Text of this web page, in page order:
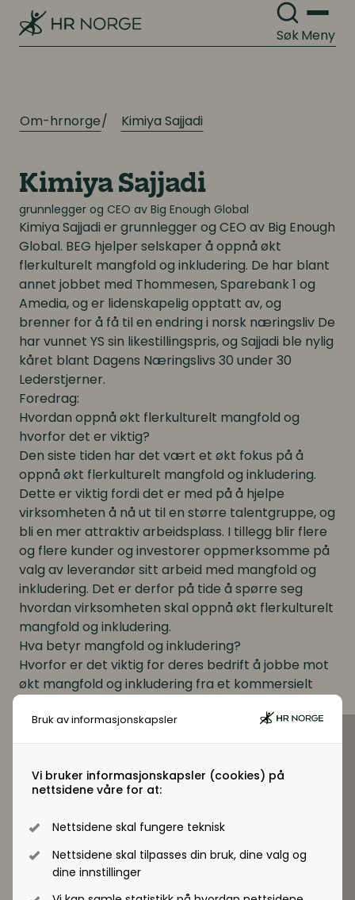
Bruk av informasjonskapsler
Vi bruker informasjonskapsler (cookies) på
nettsidene våre for at:
Nettsidene skal fungere teknisk
Nettsidene skal tilpasses din bruk, dine valg og
dine innstillinger
SøkMeny
Om-hrnorge Kimiya Sajjadi
Kimiya Sajjadi
grunnlegger og CEO av Big Enough Global
Kimiya Sajjadi er grunnlegger og CEO av Big Enough
Global. BEG hjelper selskaper å oppnå økt
flerkulturelt mangfold og inkludering. De har blant
annet jobbet med Thommesen, Sparebank 1 og
Amedia, og er lidenskapelig opptatt av, og
brenner for å få til en endring i norsk næringsliv De
har vunnet YS sin likestillingspris, og Sajjadi ble nylig
kåret blant Dagens Næringslivs 30 under 30
Lederstjerner.
Foredrag:
Hvordan oppnå økt flerkulturelt mangfold og
hvorfor det er viktig?
Den siste tiden har det vært et økt fokus på å
oppnå økt flerkulturelt mangfold og inkludering.
Dette er viktig fordi det er med på å hjelpe
virksomheten å nå ut til en større talentgruppe, og
bli en mer attraktiv arbeidsplass. I tillegg blir flere
og flere kunder og investorer oppmerksomme på
valg av leverandør sitt arbeid med mangfold og
inkludering. Det er derfor på tide å spørre seg
hvordan virksomheten skal oppnå økt flerkulturelt
mangfold og inkludering.
Hva betyr mangfold og inkludering?
Hvorfor er det viktig for deres bedrift å jobbe mot
økt mangfold og inkludering fra et kommersielt
Hvordan må selskapet gå frem strategisk for å
jobbe med mangfold og inkludering. Hvorfor det er
Hvorfor bør dere satse på å rekruttere og beholde
flerkulturelle talenter spesifikt. Få med deg
underveis.
Hvordan må selskapet tenke for å klare å
rekruttere og beholde flerkulturelle talenter